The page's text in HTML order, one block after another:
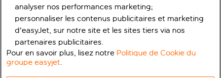
analyser nos performances marketing;
personnaliser les contenus publicitaires et marketing
d'easyJet, sur notre site et les sites tiers via nos
partenaires publicitaires.
Pour en savoir plus, lisez notre Politique de Cookie du
groupe easyjet.